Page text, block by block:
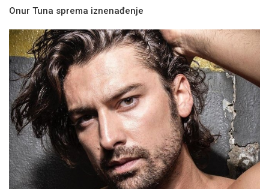
Onur Tuna sprema iznenađenje